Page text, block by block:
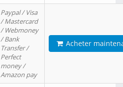
Paypal / Visa
/ Mastercard
/ Webmoney
/ Bank
Transfer /
Perfect
money /
Amazon pay
Acheter